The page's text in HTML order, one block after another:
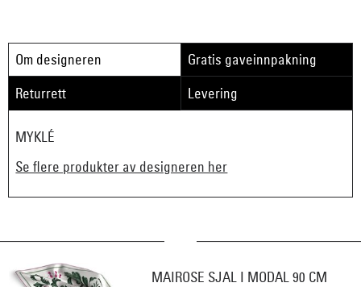
Om designeren
Gratis gaveinnpakning
Returrett
Levering
MYKLÉ
Se flere produkter av designeren her
MAIROSE SJAL I MODAL 90 CM